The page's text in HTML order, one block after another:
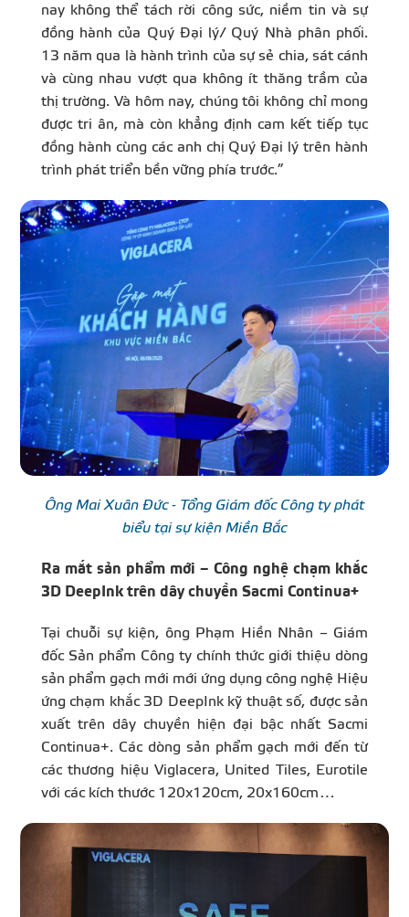
nay không thể tách rời công sức, niềm tin và sự
đồng hành của Quý Đại lý/ Quý Nhà phân phối.
13 năm qua là hành trình của sự sẻ chia, sát cánh
và cùng nhau vượt qua không ít thăng trầm của
thị trường. Và hôm nay, chúng tôi không chỉ mong
được tri ân, mà còn khẳng định cam kết tiếp tục
đồng hành cùng các anh chị Quý Đại lý trên hành
trình phát triển bền vững phía trước.”
Ông Mai Xuân Đức - Tổng Giám đốc Công ty phát
biểu tại sự kiện Miền Bắc
Ramắt sản phẩm mới – Công nghệ chạm khắc
3D DeepInk trên dây chuyền Sacmi Continua+
Tại chuỗi sự kiện, ông Phạm Hiền Nhân – Giám
đốc Sản phẩm Công ty chính thức giới thiệu dòng
sản phẩm gạch mới mới ứng dụng công nghệ Hiệu
ứng chạm khắc 3D DeepInk kỹ thuật số, được sản
xuất trên dây chuyền hiện đại bậc nhất Sacmi
Continua+. Các dòng sản phẩm gạch mới đến từ
các thương hiệu Viglacera, United Tiles, Eurotile
với các kích thước 120x120cm, 20x160cm…